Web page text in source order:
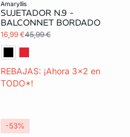
amaryllis
SUJETADOR N.9 -
BALCONNET BORDADO
16,99 €45,99 €
REBAJAS: ¡Ahora 3x2 en
TODO*!
Exclu Web
-53%